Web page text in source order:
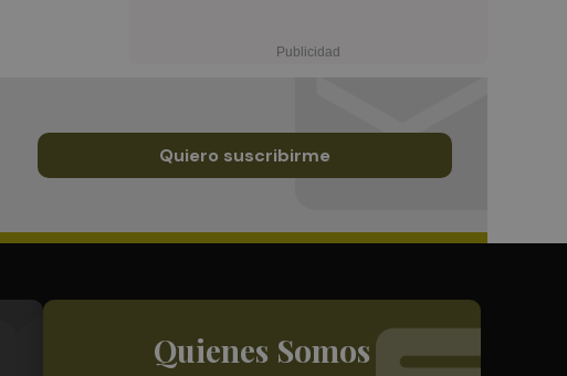
Quiero suscribirme
Quienes Somos